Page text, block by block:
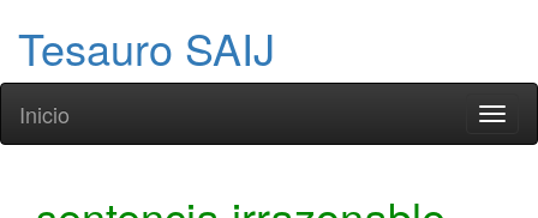
Tesauro SAIJ
Inicio